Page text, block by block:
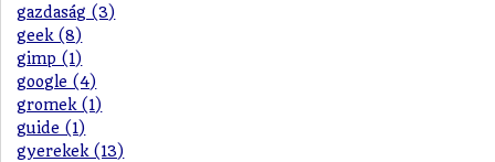
gazdaság (3)
geek (8)
gimp (1)
google (4)
gromek (1)
guide (1)
gyerekek (13)